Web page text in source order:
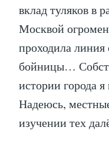
вклад туляков в
Москвой
проходила
бойницы…
истории города
Надеюсь,
изучении тех